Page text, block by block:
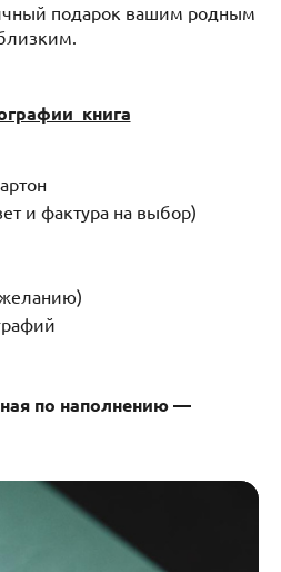
подарок вашим родным
книга
и фактура на выбор)
желанию)
по наполнению —